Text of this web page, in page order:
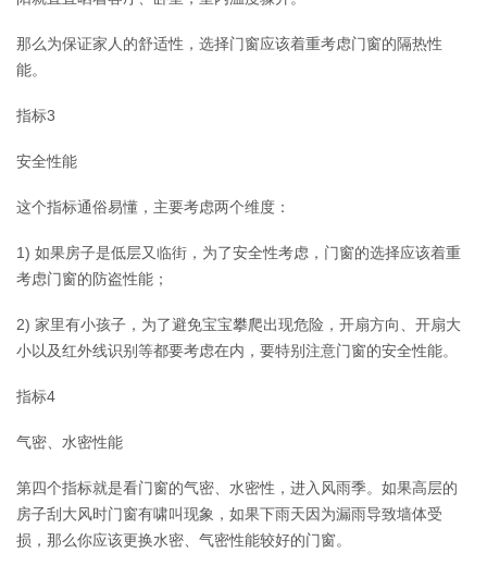
那么为保证家人的舒适性，选择门窗应该着重考虑门窗的隔热性
能。
指标3
安全性能
这个指标通俗易懂，主要考虑两个维度：
1) 如果房子是低层又临街，为了安全性考虑，门窗的选择应该着重
考虑门窗的防盗性能；
2) 家里有小孩子，为了避免宝宝攀爬出现危险，开扇方向、开扇大
小以及红外线识别等都要考虑在内，要特别注意门窗的安全性能。
指标4
气密、水密性能
第四个指标就是看门窗的气密、水密性，进入风雨季。如果高层的
房子刮大风时门窗有啸叫现象，如果下雨天因为漏雨导致墙体受
损，那么你应该更换水密、气密性能较好的门窗。